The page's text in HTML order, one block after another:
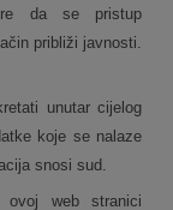
da se pristup
približi javnosti.
unutar cijelog
koje se nalaze
snosi sud.
ovoj web stranici